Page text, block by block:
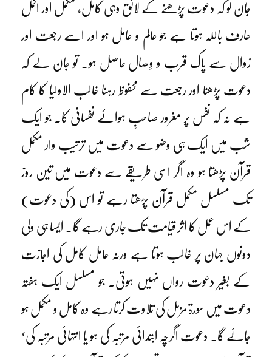
جان لو کہ دعوت پڑھنے کے لائق وہی کامل، مکمل اور اکمل
عارف باللہ ہوتا ہے جو عالم و عامل ہو اور اسے رجعت اور
زوال سے پاک قرب و وِصال حاصل ہو۔ تو جان لے کہ
دعوت پڑھنا اور رجعت سے محفوظ رہنا غالب الاولیا کا کام
ہے نہ کہ نفس پر مغرور صاحبِ ہوائے نفسانی کا۔ جو ایک
شب میں ایک ہی وضو سے دعوت میں ترتیب وار مکمل
قرآن پڑھتا ہو وہ اگر اسی طریقے سے دعوت میں تین روز
تک مسلسل مکمل قرآن پڑھتا رہے تو اس (کی دعوت)
کے اس عمل کا اثر قیامت تک جاری رہے گا۔ ایسا ہی ولی
دونوں جہان پر غالب ہوتا ہے ورنہ عامل کامل کی اجازت
کے بغیر دعوت رواں نہیں ہوتی۔ جو مسلسل ایک ہفتہ
دعوت میں سورۃ مزمل کی تلاوت کرتا رہے وہ کامل و مکمل ہو
جائے گا۔ دعوت اگرچہ ابتدائی مرتبہ کی ہو یا انتہائی مرتبہ کی‘